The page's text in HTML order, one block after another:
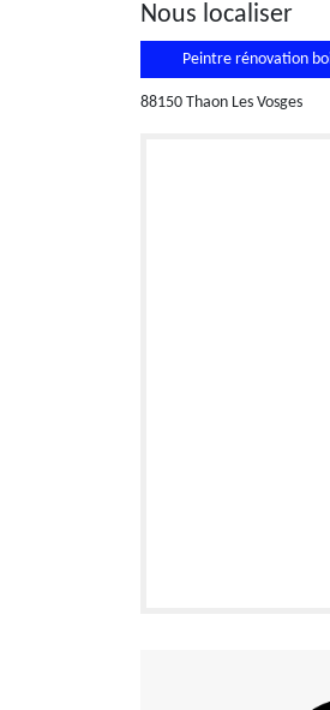
Nous localiser
Peintre rénovation
88150 Thaon Les Vosges